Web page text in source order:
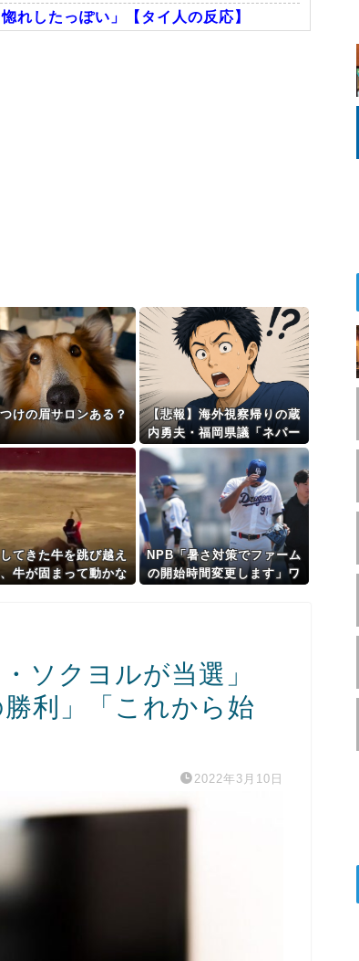
れしたっぽい」【タイ人の反応】
けの眉サロンある？
【悲報】海外視察帰りの蔵
内勇夫・福岡県議「ネパー
ルは天国だった！」あまり
の能天気発言で大炎上 →
ｗｗｗｗｗｗｗｗｗｗｗｗ
ｗｗ
てきた牛を跳び越え
牛が固まって動かな
NPB「暑さ対策でファーム
の開始時間変更します」ワ
ソクヨルが当選」
利」「これから始
2022年3月10日